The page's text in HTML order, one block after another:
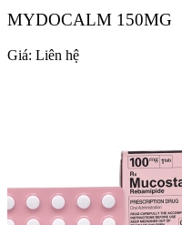
MYDOCALM 150MG
Giá: Liên hệ